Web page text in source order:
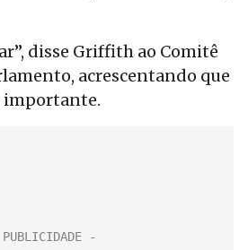
disse Griffith ao Comitê
acrescentando que
importante.